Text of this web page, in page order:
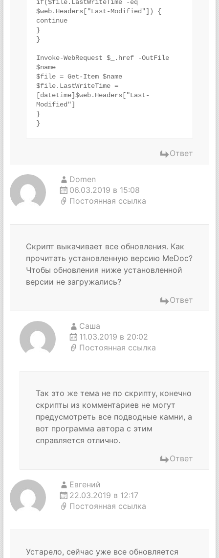
if($file.LastWriteTime -eq
$web.Headers["Last-Modified"]) {
continue
}
}
Invoke-WebRequest $_.href -OutFile
$name
$file = Get-Item $name
$file.LastWriteTime =
[datetime]$web.Headers["Last-
Modified"]
}
}
Ответ
Domen
06.03.2019 в 15:08
Постоянная ссылка
Скрипт выкачивает все обновления. Как
прочитать установленную версию MeDoc?
Чтобы обновления ниже установленной
версии не загружались?
Ответ
Саша
11.03.2019 в 20:02
Постоянная ссылка
Так это же тема не по скрипту, конечно
скрипты из комментариев не могут
предусмотреть все подводные камни, а
вот программа автора с этим
справляется отлично.
Ответ
Евгений
22.03.2019 в 12:17
Постоянная ссылка
Устарело, сейчас уже все обновляется